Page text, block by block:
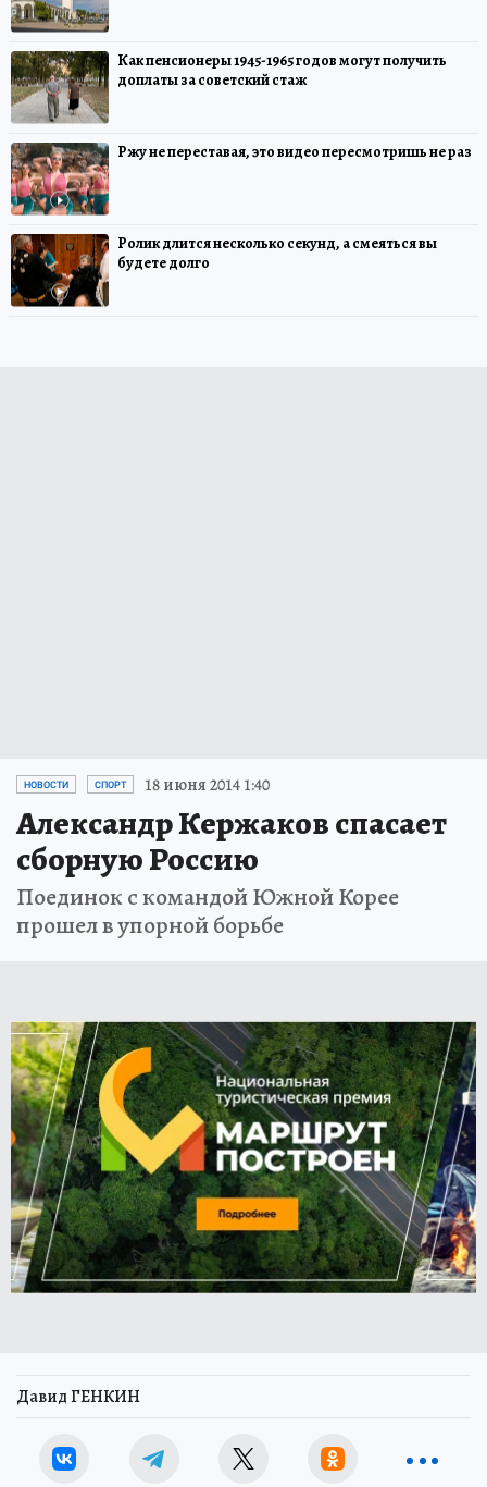
Как пенсионеры 1945-1965 годов могут получить
доплаты за советский стаж
Ржу не переставая, это видео пересмотришь не раз
Ролик длится несколько секунд, а смеяться вы
будете долго
НОВОСТИ СПОРТ 18 июня 2014 1:40
Александр Кержаков спасает
сборную Россию
Поединок с командой Южной Корее
прошел в упорной борьбе
Давид ГЕНКИН